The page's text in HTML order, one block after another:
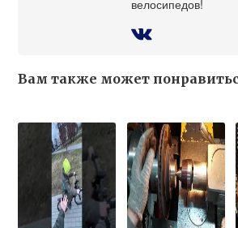
велосипедов!
Вам также может